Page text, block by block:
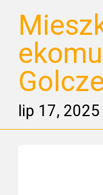
lip 17, 2025